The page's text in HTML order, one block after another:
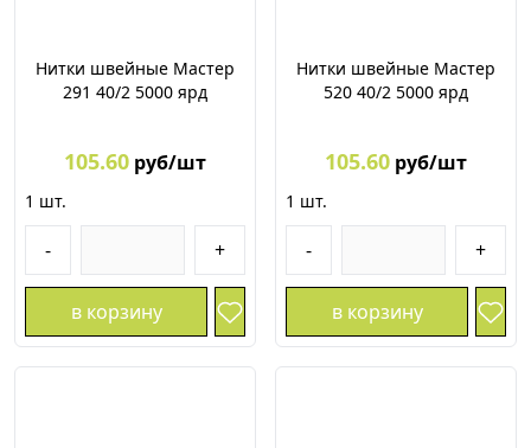
Нитки швейные Мастер
291 40/2 5000 ярд
105.60 руб/шт
1 шт.
- +
в корзину
Нитки швейные Мастер
520 40/2 5000 ярд
105.60 руб/шт
1 шт.
- +
в корзину